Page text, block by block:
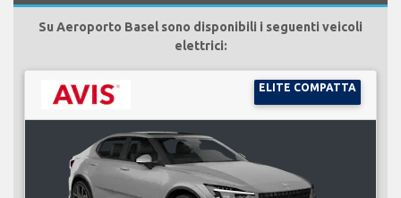
Su Aeroporto Basel sono disponibili i seguenti veicoli
elettrici:
ELITE COMPATTA